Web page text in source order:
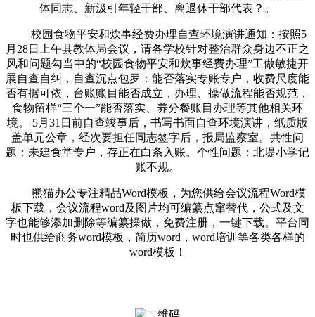
体同志、新汲引年轻干部、离退休干部代表？。
校园食物平安和炊事经费办理自查环境演讲通知：按照5
月28日上午县教体局会议，请各学校针对整治群众身边不正之
风和问题勾当中的“校园食物平安和炊事经费办理”工做敏捷开
展自查自纠，自查沉点包罗：能否落实专账专户，收费尺度能
否有据可依，台账账目能否成立，办理、操做流程能否规范，
食物留样“三个一”能否落实、养分餐账目办理等其他相关环
境。 5月31日前自查竣事后，书写书面自查环境演讲，纸质版
盖单元公章，经次要担任同志签字后，报局监察室。共性问
题：未建食堂专户，存正在白条入账。个性问题：北堤小学记
账不规。
熊猫办公专注精品Word模板，为您供给会议流程Word模
板下载，会议流程word及图片均可编纂点窜替代，公式及文
字也能够添加删除等编纂操做，免费注册，一键下载。平台同
时也供给商务word模板，简历word，word培训等各类各样的
word模板！